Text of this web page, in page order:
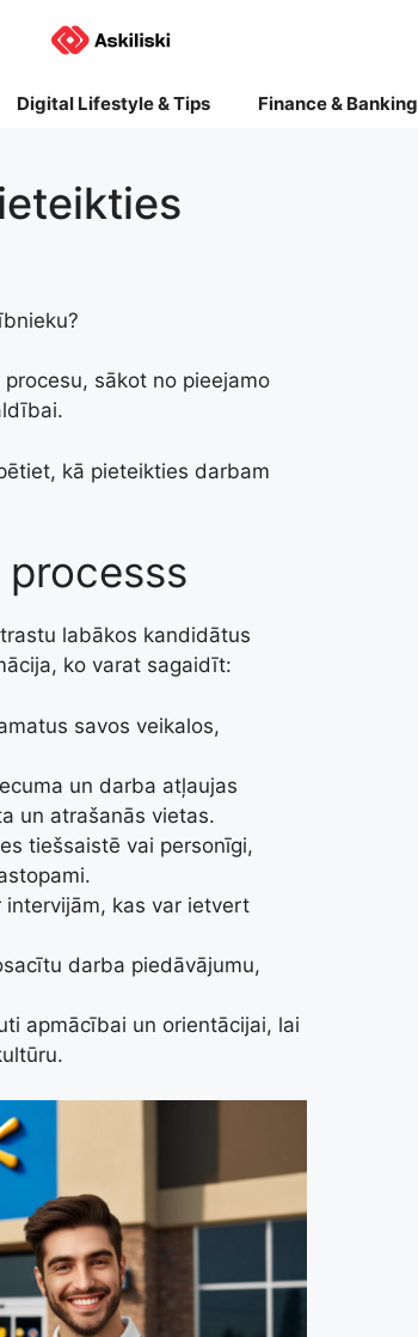
Digital Lifestyle & Tips Finance & Banking
sākot no pieejamo
kā pieteikties darbam
labākos kandidātus
ko varat sagaidīt:
savos veikalos,
un darba atļaujas
un atrašanās vietas.
tiešsaistē vai personīgi,
kas var ietvert
darba piedāvājumu,
apmācībai un orientācijai, lai